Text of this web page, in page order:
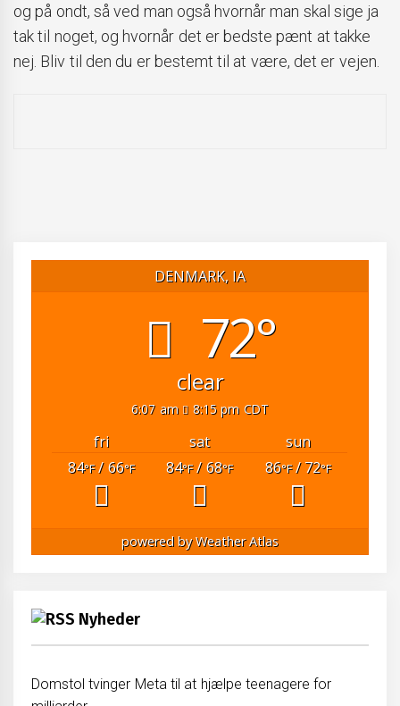
og på ondt, så ved man også hvornår man skal sige ja
tak til noget, og hvornår det er bedste pænt at takke
nej. Bliv til den du er bestemt til at være, det er vejen.
DENMARK, IA
72°
clear
6:07 am 8:15 pm CDT
fri sat
sun
84°F/ 66°F 84°F/ 68°F 86°F/ 72°F
powered byWeather Atlas
Nyheder
Domstol tvinger Meta til at hjælpe teenagere for